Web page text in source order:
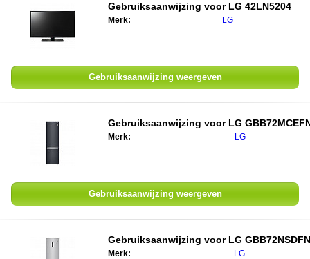
Gebruiksaanwijzing voor LG 42LN5204
Merk: LG
Gebruiksaanwijzing weergeven
Gebruiksaanwijzing voor LG
Merk: LG
Gebruiksaanwijzing weergeven
Gebruiksaanwijzing voor LG GBB72NSDFN
Merk: LG